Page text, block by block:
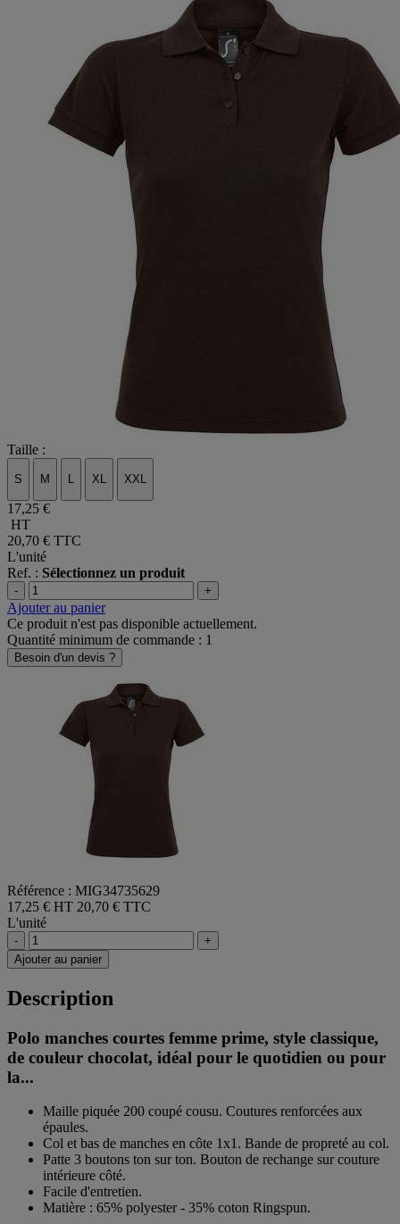
Taille :
S M L XL XXL
17,25 €
HT
20,70 € TTC
L'unité
Ref. : Sélectionnez un produit
- +
Ajouter au panier
Ce produit n'est pas disponible actuellement.
Quantité minimum de commande : 1
Besoin d'un devis ?
Référence : MIG34735629
17,25 € HT 20,70 € TTC
L'unité
-
+
Ajouter au panier
Description
Polo manches courtes femme prime, style classique,
de couleur chocolat, idéal pour le quotidien ou pour
la...
Maille piquée 200 coupé cousu. Coutures renforcées aux
épaules.
Col et bas de manches en côte 1x1. Bande de propreté au col.
Patte 3 boutons ton sur ton. Bouton de rechange sur couture
intérieure côté.
Facile d'entretien.
Matière : 65% polyester - 35% coton Ringspun.